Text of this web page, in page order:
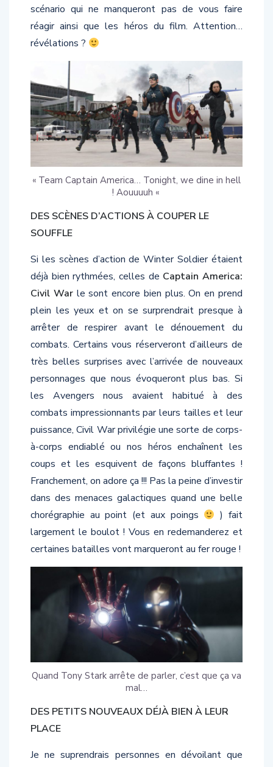
réagir ainsi que les héros du film. Attention…
révélations ?
« Team Captain America… Tonight, we dine in hell
! Aouuuuh «
SOUFFLE
déjà bien rythmées, celles deCaptain America:
Civil Warle sont encore bien plus. On en prend
plein les yeux et on se surprendrait presque à
arrêter de respirer avant le dénouement du
combats. Certains vous réserveront d’ailleurs de
très belles surprises avec l’arrivée de nouveaux
personnages que nous évoqueront plus bas. Si
les Avengers nous avaient habitué à des
combats impressionnants par leurs tailles et leur
puissance, Civil War privilégie une sorte de corps-
à-corps endiablé ou nos héros enchaînent les
coups et les esquivent de façons bluffantes !
Franchement, on adore ça !!! Pas la peine d’investir
dans des menaces galactiques quand une belle
chorégraphie au point (et aux poings
) fait
largement le boulot ! Vous en redemanderez et
certaines batailles vont marqueront au fer rouge !
Quand Tony Stark arrête de parler, c’est que ça va
mal…
PLACE
deux nouveaux personnages font leur apparition